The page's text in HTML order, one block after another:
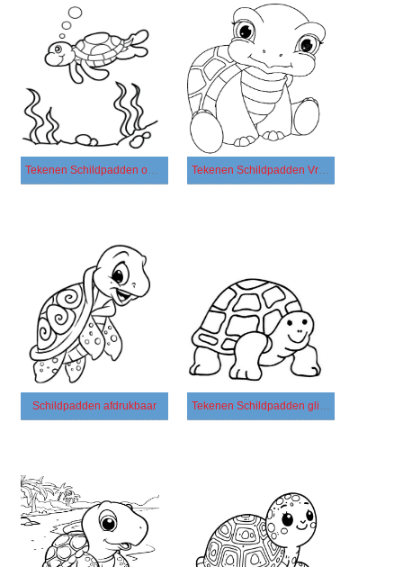
Tekenen Schildpadden onder de zee Tekenen Schildpadden Vrolijk
Schildpadden afdrukbaar Tekenen Schildpadden glimlachend